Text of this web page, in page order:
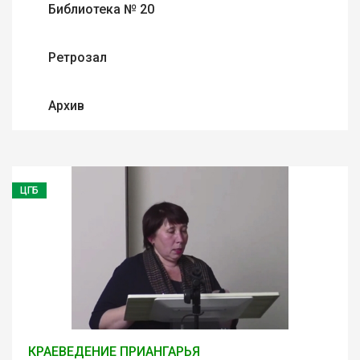
Библиотека № 20
Ретрозал
Архив
ЦГБ
КРАЕВЕДЕНИЕ ПРИАНГАРЬЯ